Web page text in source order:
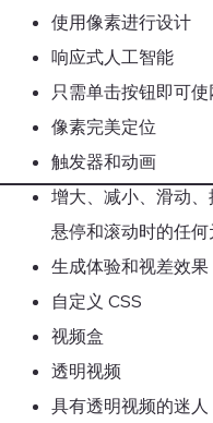
使用像素进行设计
响应式人工智能
只需单击按钮即可使
像素完美定位
触发器和动画
增大、减小、滑动、
悬停和滚动时的任何
生成体验和视差效果
自定义 CSS
视频盒
透明视频
具有透明视频的迷人